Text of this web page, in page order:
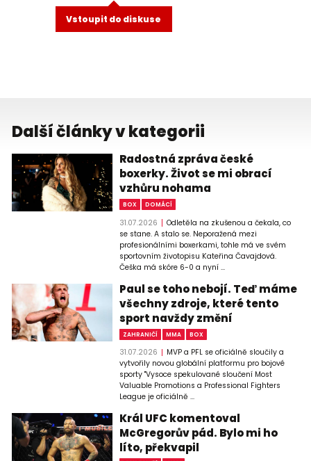
Vstoupit do diskuse
Další články v kategorii
Radostná zpráva české
boxerky. Život se mi obrací
vzhůru nohama
BOX DOMÁCÍ
31.07.2026
Odletěla na zkušenou a čekala, co
se stane. A stalo se. Neporažená mezi
profesionálními boxerkami, tohle má ve svém
sportovním životopisu Kateřina Čavajdová.
Češka má skóre 6-0 a nyní ...
Paul se toho nebojí. Teď máme
všechny zdroje, které tento
sport navždy změní
ZAHRANIČÍ MMA BOX
31.07.2026
MVP a PFL se oficiálně sloučily a
vytvořily novou globální platformu pro bojové
sporty "Vysoce spekulované sloučení Most
Valuable Promotions a Professional Fighters
League je oficiálně ...
Král UFC komentoval
McGregorův pád. Bylo mi ho
líto, překvapil